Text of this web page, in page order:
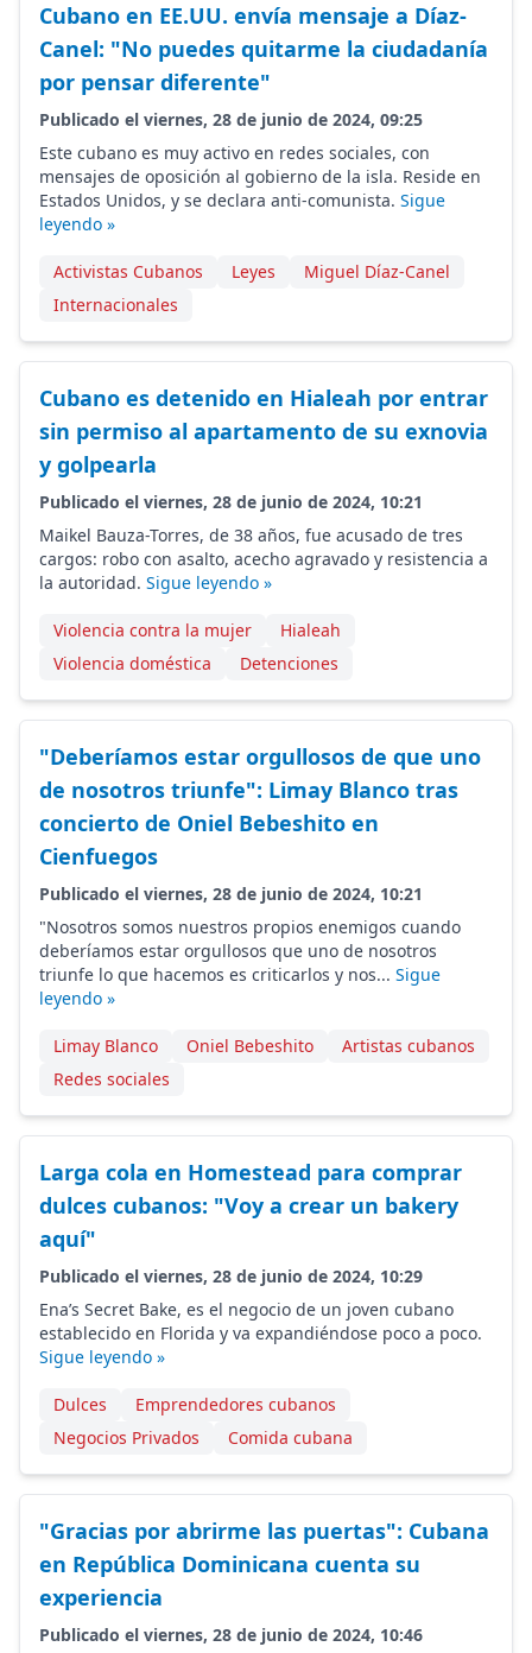
Cubano en EE.UU. envía mensaje a Díaz-
Canel: "No puedes quitarme la ciudadanía
por pensar diferente"
Publicado el viernes, 28 de junio de 2024, 09:25
Este cubano es muy activo en redes sociales, con
mensajes de oposición al gobierno de la isla. Reside en
Estados Unidos, y se declara anti-comunista. Sigue
leyendo »
Activistas Cubanos Leyes
Miguel Díaz-Canel
Internacionales
Cubano es detenido en Hialeah por entrar
sin permiso al apartamento de su exnovia
y golpearla
Publicado el viernes, 28 de junio de 2024, 10:21
Maikel Bauza-Torres, de 38 años, fue acusado de tres
cargos: robo con asalto, acecho agravado y resistencia a
la autoridad. Sigue leyendo »
Violencia contra la mujer
Hialeah
Violencia doméstica
Detenciones
"Deberíamos estar orgullosos de que uno
de nosotros triunfe": Limay Blanco tras
concierto de Oniel Bebeshito en
Cienfuegos
Publicado el viernes, 28 de junio de 2024, 10:21
"Nosotros somos nuestros propios enemigos cuando
deberíamos estar orgullosos que uno de nosotros
triunfe lo que hacemos es criticarlos y nos... Sigue
leyendo »
Limay Blanco Oniel Bebeshito
Artistas cubanos
Redes sociales
Larga cola en Homestead para comprar
dulces cubanos: "Voy a crear un bakery
aquí"
Publicado el viernes, 28 de junio de 2024, 10:29
Ena’s Secret Bake, es el negocio de un joven cubano
establecido en Florida y va expandiéndose poco a poco.
Sigue leyendo »
Dulces
Emprendedores cubanos
Negocios Privados
Comida cubana
"Gracias por abrirme las puertas": Cubana
en República Dominicana cuenta su
experiencia
Publicado el viernes, 28 de junio de 2024, 10:46